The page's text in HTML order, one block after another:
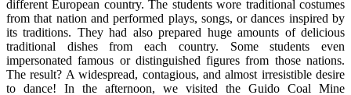
different European country. The students wore traditional costumes
from that nation and performed plays, songs, or dances inspired by
its traditions. They had also prepared huge amounts of delicious
traditional dishes from each country. Some students even
impersonated famous or distinguished figures from those nations.
The result? A widespread, contagious, and almost irresistible desire
to dance! In the afternoon, we visited the Guido Coal Mine